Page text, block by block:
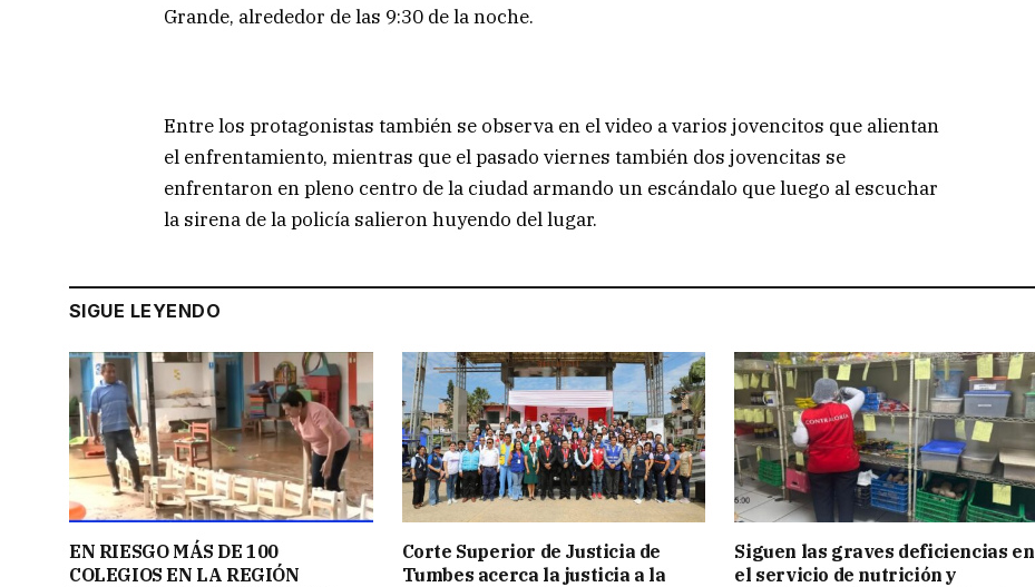
Grande, alrededor de las 9:30 de la noche.
Entre los protagonistas también se observa en el video a varios jovencitos que alientan
el enfrentamiento, mientras que el pasado viernes también dos jovencitas se
enfrentaron en pleno centro de la ciudad armando un escándalo que luego al escuchar
la sirena de la policía salieron huyendo del lugar.
SIGUE LEYENDO
EN RIESGO MÁS DE 100
COLEGIOS EN LA REGIÓN
Corte Superior de Justicia de
Tumbes acerca la justicia a la
Siguen las graves deficiencias en
el servicio de nutrición y